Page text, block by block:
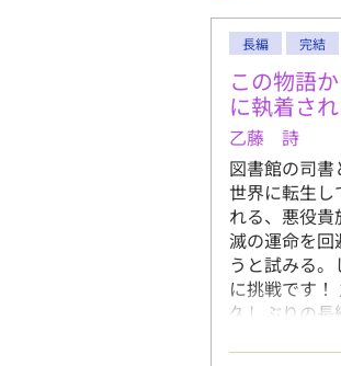
長編 完結
この物語
に執着さ
乙藤 詩
図書館の司
世界に転生し
れる、悪役
滅の運命を回
うと試みる
に挑戦です！
久しぶりの長